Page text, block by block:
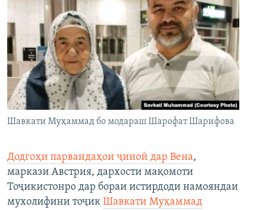
Шавкати Муҳаммад бо модараш Шарофат Шарифова
Додгоҳи парвандаҳои ҷиноӣ дар Вена,
маркази Австрия, дархости мақомоти
Тоҷикистонро дар бораи истирдоди намояндаи
мухолифини тоҷик Шавкати Муҳаммад